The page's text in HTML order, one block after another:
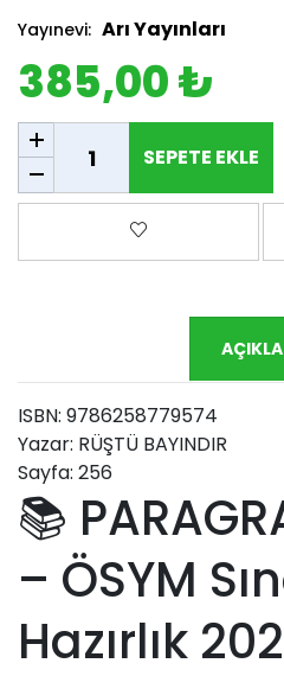
Yayınevi: Arı Yayınları
385,00 ₺
SEPETE EKLE
SEPETE EKLE
Favorilere ekle
ISBN: 9786258779574
Yazar: RÜŞTÜ BAYINDIR
Sayfa: 256
📚
– ÖSYM
Hazırlık